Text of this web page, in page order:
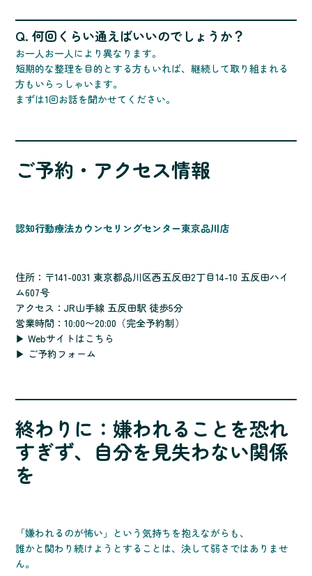
Q. 何回くらい通えばいいのでしょうか？
お一人お一人により異なります。
短期的な整理を目的とする方もいれば、継続して取り組まれる
方もいらっしゃいます。
まずは1回お話を聞かせてください。
ご予約・アクセス情報
認知行動療法カウンセリングセンター東京品川店
住所：〒141-0031 東京都品川区西五反田2丁目14-10 五反田ハイ
ム607号
アクセス：JR山手線 五反田駅 徒歩5分
営業時間：10:00〜20:00（完全予約制）
▶Webサイトはこちら
▶ ご予約フォーム
終わりに：嫌われることを恐れ
すぎず、自分を見失わない関係
を
「嫌われるのが怖い」という気持ちを抱えながらも、
誰かと関わり続けようとすることは、決して弱さではありませ
ん。